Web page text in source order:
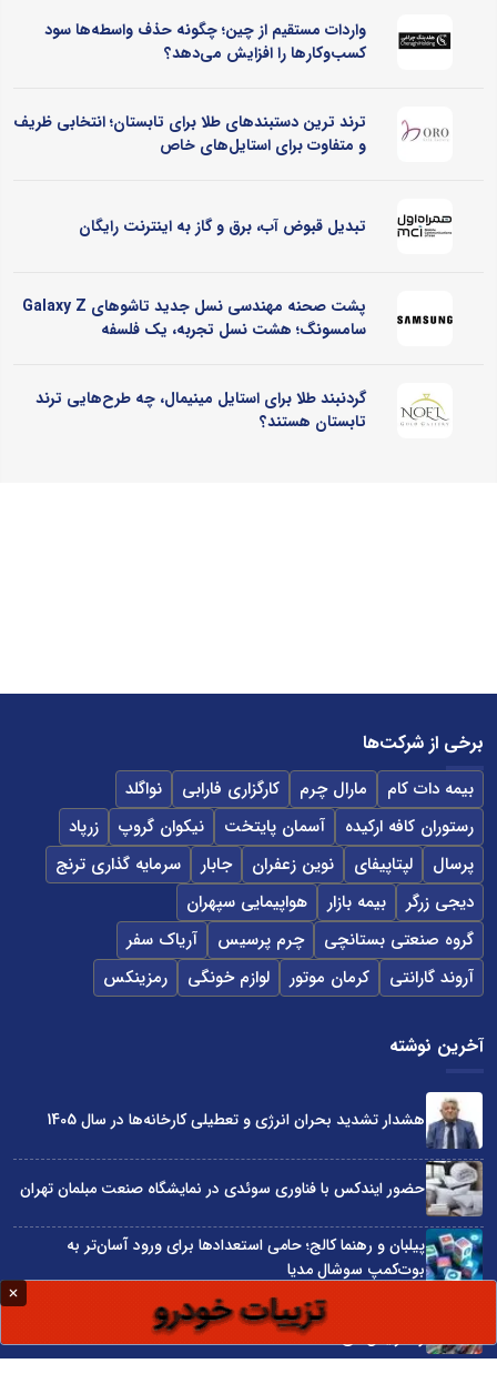
واردات مستقیم از چین؛ چگونه حذف واسطه‌ها سود
کسب‌وکارها را افزایش می‌دهد؟
ترند ترین دستبندهای طلا برای تابستان؛ انتخابی ظریف
و متفاوت برای استایل‌های خاص
تبدیل قبوض آب، برق و گاز به اینترنت رایگان
پشت صحنه مهندسی نسل جدید تاشوهای Galaxy Z
سامسونگ؛ هشت نسل تجربه، یک فلسفه
گردنبند طلا برای استایل مینیمال، چه طرح‌هایی ترند
تابستان هستند؟
برخی از شرکت‌ها
بیمه دات کام مارال چرم کارگزاری فارابی
نواگلد
رستوران کافه ارکیده
آسمان پایتخت نیکوان گروپ
زرپاد
پرسال
لپتاپیفای نوین زعفران جابار
سرمایه گذاری ترنج
دیجی زرگر
بیمه بازار
هواپیمایی سپهران
گروه صنعتی بستانچی
چرم پرسیس
آریاک سفر
آروند گارانتی
کرمان موتور لوازم خونگی رمزینکس
آخرین نوشته
هشدار تشدید بحران انرژی و تعطیلی کارخانه‌ها در سال 1405
حضور ایندکس با فناوری سوئدی در نمایشگاه صنعت مبلمان تهران
پیلبان و رهنما کالج؛ حامی استعدادها برای ورود آسان‌تر به
بوت‌کمپ سوشال مدیا
واردات مستقیم از چین؛ چگونه حذف واسطه‌ها سود کسب‌وکارها
را افزایش می‌دهد؟